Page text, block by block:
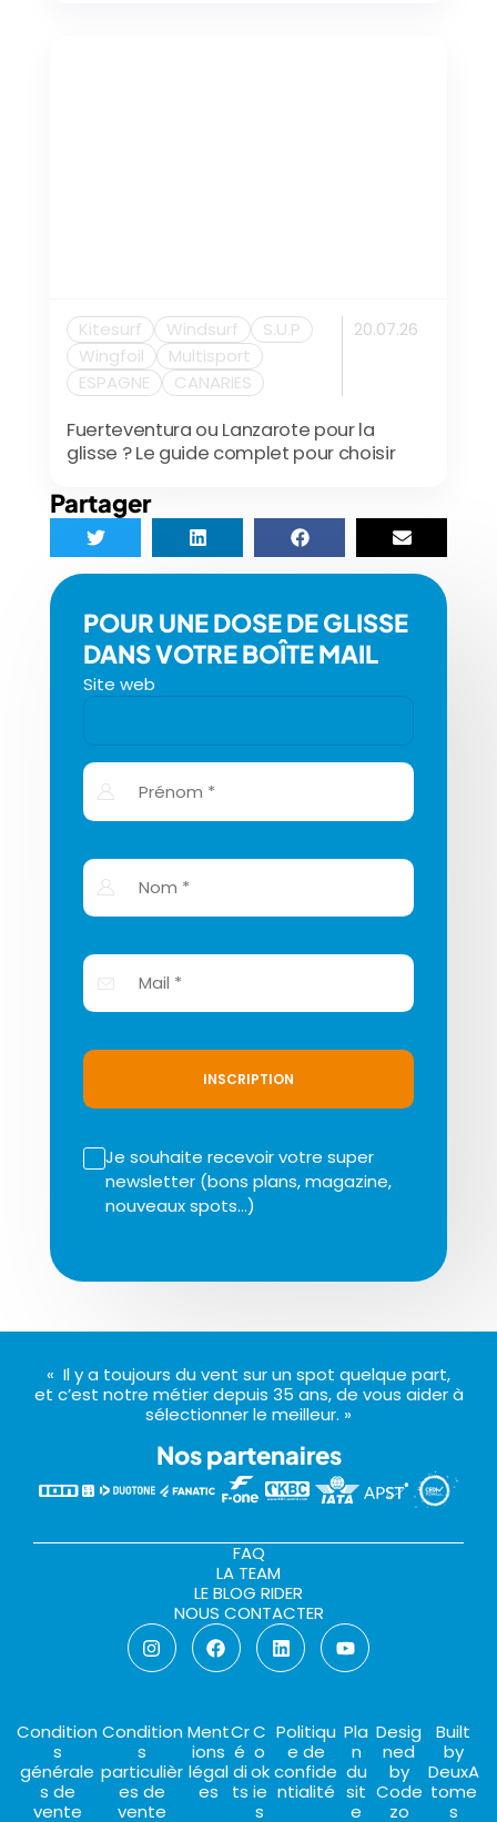
Kitesurf Windsurf
S.U.P
Wingfoil
Multisport
ESPAGNE
CANARIES
20.07.26
Fuerteventura ou Lanzarote pour la
glisse ? Le guide complet pour choisir
Partager
POUR UNE DOSE DE GLISSE
DANS VOTRE BOÎTE MAIL
Site web
INSCRIPTION
Je souhaite recevoir votre super
newsletter (bons plans, magazine,
nouveaux spots…)
« Il y a toujours du vent sur un spot quelque part,
et c’est notre métier depuis 35 ans, de vous aider à
sélectionner le meilleur. »
Nos partenaires
FAQ
LA TEAM
LE BLOG RIDER
NOUS CONTACTER
Condition
s
générale
s de
vente
Condition
s
particulièr
es de
vente
Ment
ions
légal
es
Cr
é
di
ts
C
o
ok
ie
s
Politiqu
e de
confide
ntialité
Pla
n
du
sit
e
Desig
ned
by
Code
zo
Built
by
DeuxA
tome
s